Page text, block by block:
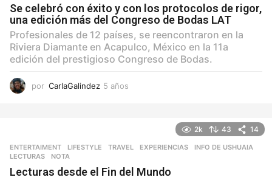
Se celebró con éxito y con los protocolos de rigor,
una edición más del Congreso de Bodas LAT
Profesionales de 12 países, se reencontraron en la
Riviera Diamante en Acapulco, México en la 11a
edición del prestigioso Congreso de Bodas.
por CarlaGalindez 5 años
2k 43 14
ENTERTAIMENT ,LIFESTYLE ,TRAVEL EXPERIENCIAS ,INFO DE USHUAIA
LECTURAS
,NOTA
Lecturas desde el Fin del Mundo